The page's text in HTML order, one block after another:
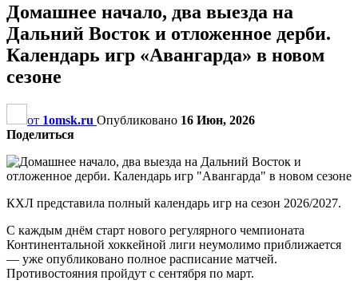
Домашнее начало, два выезда на
Дальний Восток и отложенное дерби.
Календарь игр «Авангарда» в новом
сезоне
от 1omsk.ru Опубликовано 16 Июн, 2026
Поделиться
КХЛ представила полный календарь игр на сезон 2026/2027.
С каждым днём старт нового регулярного чемпионата
Континентальной хоккейной лиги неумолимо приближается
— уже опубликовано полное расписание матчей.
Противостояния пройдут с сентября по март.